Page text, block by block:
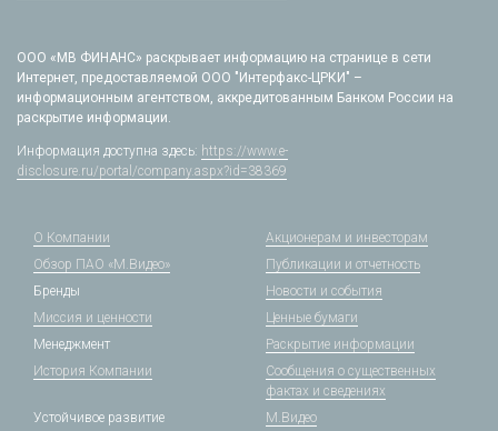
ООО «МВ ФИНАНС» раскрывает информацию на странице в сети
Интернет, предоставляемой ООО "Интерфакс-ЦРКИ" –
информационным агентством, аккредитованным Банком России на
раскрытие информации.
Информация доступна здесь: https://www.e-
disclosure.ru/portal/company.aspx?id=38369
О Компании
Обзор ПАО «М.Видео»
Бренды
Миссия и ценности
Менеджмент
История Компании
Акционерам и инвесторам
Публикации и отчетность
Новости и события
Ценные бумаги
Раскрытие информации
Сообщения о существенных
фактах и сведениях
Устойчивое развитие
М.Видео